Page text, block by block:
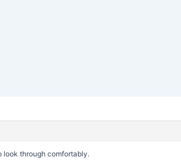
look through comfortably.